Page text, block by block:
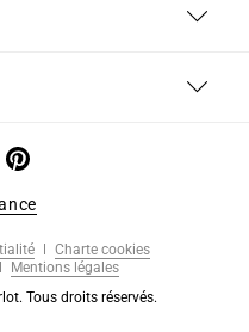
Charte cookies
Mentions légales
Tous droits réservés.